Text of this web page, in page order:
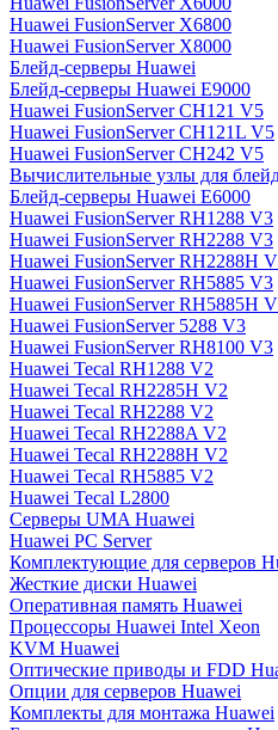
Huawei FusionServer X6800
Huawei FusionServer X8000
Блейд-серверы Huawei
Блейд-серверы Huawei E9000
Huawei FusionServer CH121 V5
Huawei FusionServer CH121L V5
Huawei FusionServer CH242 V5
Вычислительные узлы для
Блейд-серверы Huawei E6000
Huawei FusionServer RH1288 V3
Huawei FusionServer RH2288 V3
Huawei FusionServer RH2288H
Huawei FusionServer RH5885 V3
Huawei FusionServer RH5885H
Huawei FusionServer 5288 V3
Huawei FusionServer RH8100 V3
Huawei Tecal RH1288 V2
Huawei Tecal RH2285H V2
Huawei Tecal RH2288 V2
Huawei Tecal RH2288A V2
Huawei Tecal RH2288H V2
Huawei Tecal RH5885 V2
Huawei Tecal L2800
Серверы UMA Huawei
Huawei PC Server
Комплектующие для серверов
Жесткие диски Huawei
Оперативная память Huawei
Процессоры Huawei Intel Xeon
KVM Huawei
Оптические приводы и FDD
Опции для серверов Huawei
Комплекты для монтажа Huawei